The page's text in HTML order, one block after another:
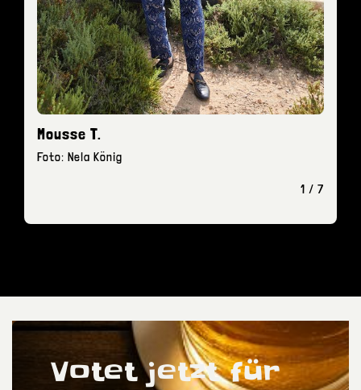
Mousse T.
Foto: Nela König
1 / 7
Votet jetzt für